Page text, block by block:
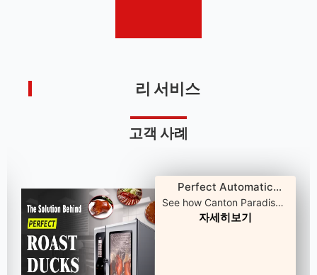
리 서비스
고객 사례
Perfect Automatic
Rotating Duck Oven for
Chain Restaurants
See how Canton Paradise
achieves crispier ducks,
자세히보기